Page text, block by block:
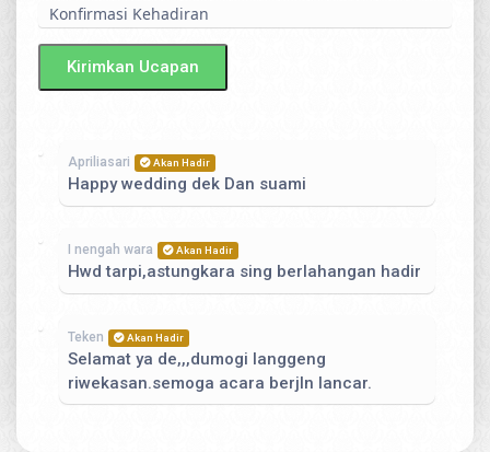
Kirimkan Ucapan
Apriliasari Akan Hadir
Happy wedding dek Dan suami
I nengah wara Akan Hadir
Hwd tarpi,astungkara sing berlahangan hadir
Teken Akan Hadir
Selamat ya de,,,dumogi langgeng
riwekasan.semoga acara berjln lancar.